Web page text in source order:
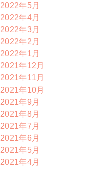
2022年5月
2022年4月
2022年3月
2022年2月
2022年1月
2021年12月
2021年11月
2021年10月
2021年9月
2021年8月
2021年7月
2021年6月
2021年5月
2021年4月